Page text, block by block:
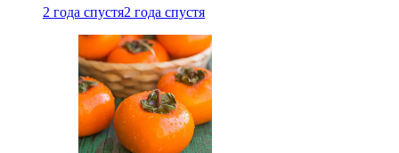
2 года спустя2 года спустя